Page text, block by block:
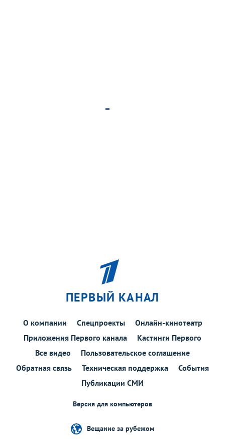
ПЕРВЫЙ КАНАЛ
О компании Спецпроекты
Онлайн-кинотеатр
Приложения Первого канала
Кастинги Первого
Все видео
Пользовательское соглашение
Обратная связь
Техническая поддержка
События
Публикации СМИ
Версия для компьютеров
Вещание за рубежом